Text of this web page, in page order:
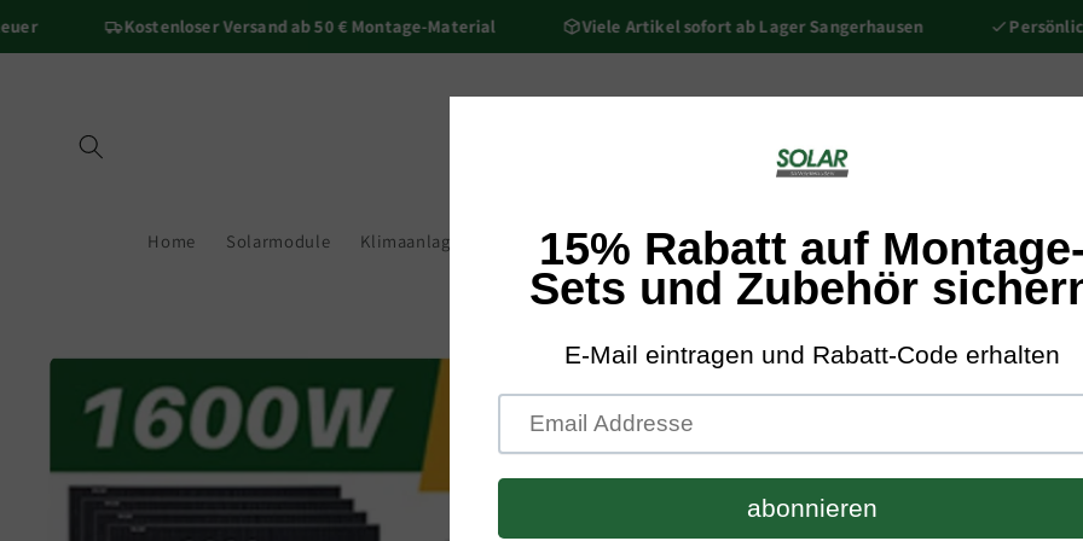
zum
Inhalt
Kostenloser Versand ab 50 € Montage-Material Viele Artikel sofort ab Lager Sangerhausen
Home Solarmodule Klimaanlage Wechselrichter Komplettpakete Montage Sets
Zu
springen
Solar SGH Shop
1600W